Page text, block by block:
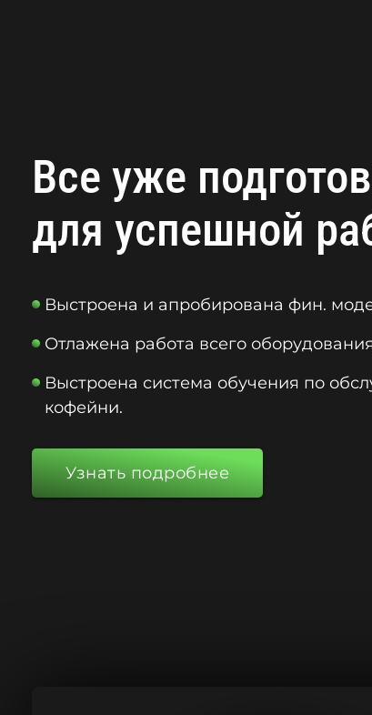
Все уже
для успешной
Выстроена и апробирована фин.
Отлажена работа всего
Выстроена система обучения по
кофейни.
Узнать подробнее